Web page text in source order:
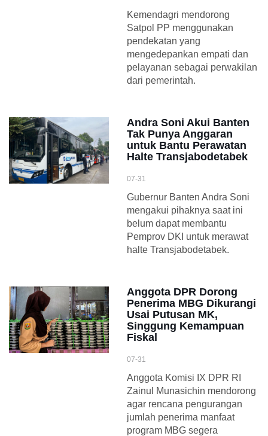
Kemendagri mendorong
Satpol PP menggunakan
pendekatan yang
mengedepankan empati dan
pelayanan sebagai perwakilan
dari pemerintah.
Andra Soni Akui Banten
Tak Punya Anggaran
untuk Bantu Perawatan
Halte Transjabodetabek
07-31
Gubernur Banten Andra Soni
mengakui pihaknya saat ini
belum dapat membantu
Pemprov DKI untuk merawat
halte Transjabodetabek.
Anggota DPR Dorong
Penerima MBG Dikurangi
Usai Putusan MK,
Singgung Kemampuan
Fiskal
07-31
Anggota Komisi IX DPR RI
Zainul Munasichin mendorong
agar rencana pengurangan
jumlah penerima manfaat
program MBG segera